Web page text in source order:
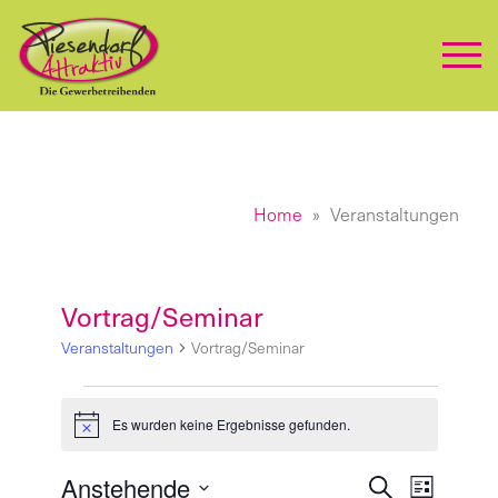
Home Veranstaltungen
Vortrag/Seminar
Veranstaltungen Vortrag/Seminar
Veranstaltungen
HinweisEs wurden keine Ergebnisse gefunden.
Suche
Anstehende